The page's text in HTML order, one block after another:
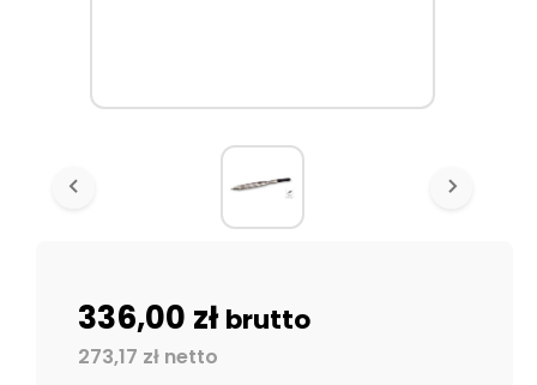
336,00 złbrutto
273,17 zł netto